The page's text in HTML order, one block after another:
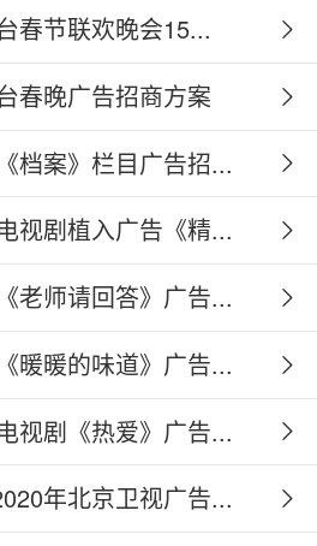
春节联欢晚会15...
春晚广告招商方案
档案》栏目广告招...
视剧植入广告《精...
老师请回答》广告...
暖暖的味道》广告...
视剧《热爱》广告...
年北京卫视广告...